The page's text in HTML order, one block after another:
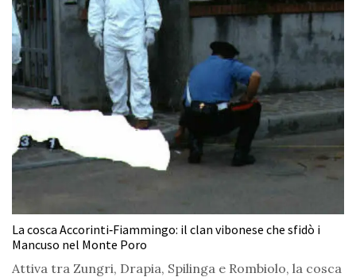
La cosca Accorinti‑Fiammingo: il clan vibonese che sfidò i
Mancuso nel Monte Poro
Attiva tra Zungri, Drapia, Spilinga e Rombiolo, la cosca